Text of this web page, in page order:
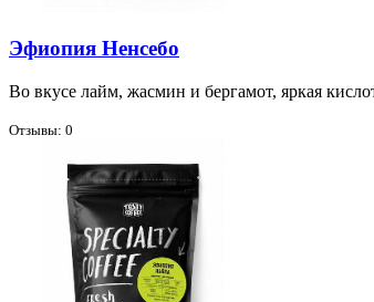
Эфиопия Ненсебо
Во вку­се лайм, жас­мин и бер­га­мот, яр­кая
Отзывы: 0